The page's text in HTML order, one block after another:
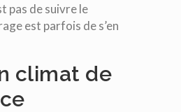
pas de suivre le
est parfois de s’en
climat de